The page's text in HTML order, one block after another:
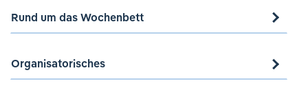
Rund um das Wochenbett
Organisatorisches